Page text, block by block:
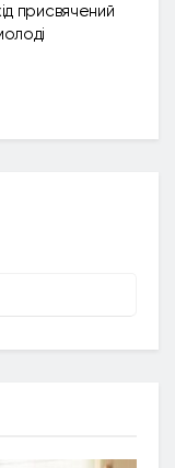
присвячений